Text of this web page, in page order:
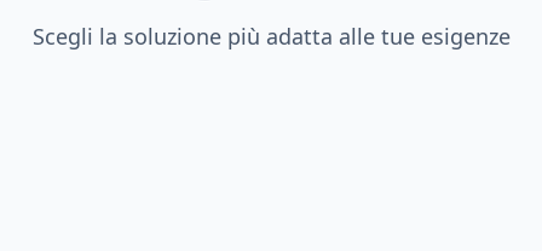
Scegli la soluzione più adatta alle tue esigenze